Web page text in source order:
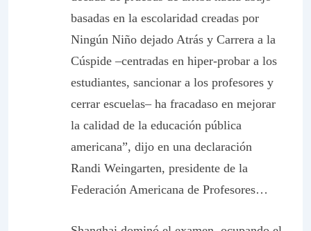
basadas en la escolaridad creadas por
Ningún Niño dejado Atrás y Carrera a la
Cúspide –centradas en hiper-probar a los
estudiantes, sancionar a los profesores y
cerrar escuelas– ha fracadaso en mejorar
la calidad de la educación pública
americana”, dijo en una declaración
Randi Weingarten, presidente de la
Federación Americana de Profesores…